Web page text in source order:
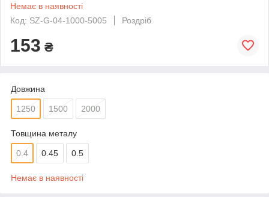
Немає в наявності
Код: SZ-G-04-1000-5005
Роздріб
153 ₴
Довжина
1250 1500 2000
Товщина металу
0.4 0.45 0.5
Немає в наявності